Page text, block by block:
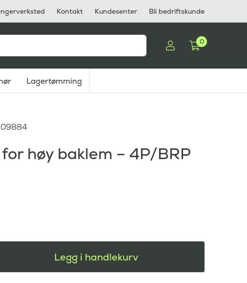
Kontakt Kundesenter Bli bedriftskunde
0
Lagertømming
høy baklem – 4P/BRP
Legg i handlekurv